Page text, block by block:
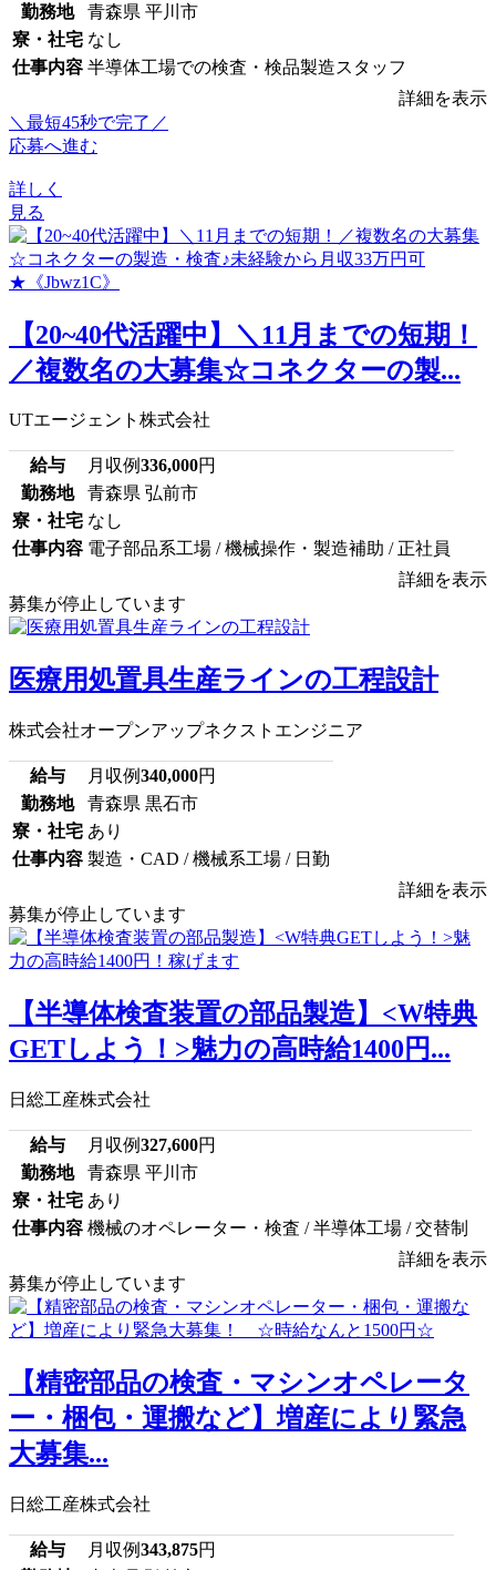
勤務地
青森県 平川市
寮・社宅 なし
仕事内容 半導体工場での検査・検品製造スタッフ
詳細を表示
＼最短45秒で完了／
応募へ進む
詳しく
見る
【20~40代活躍中】＼11月までの短期！
／複数名の大募集☆コネクターの製...
UTエージェント株式会社
給与 月収例336,000円
勤務地
青森県 弘前市
寮・社宅 なし
仕事内容 電子部品系工場 / 機械操作・製造補助 / 正社員
詳細を表示
募集が停止しています
医療用処置具生産ラインの工程設計
株式会社オープンアップネクストエンジニア
給与 月収例340,000円
勤務地
青森県 黒石市
寮・社宅 あり
仕事内容 製造・CAD / 機械系工場 / 日勤
詳細を表示
募集が停止しています
【半導体検査装置の部品製造】<W特典
GETしよう！>魅力の高時給1400円...
日総工産株式会社
給与 月収例327,600円
勤務地
青森県 平川市
寮・社宅 あり
仕事内容 機械のオペレーター・検査 / 半導体工場 / 交替制
詳細を表示
募集が停止しています
【精密部品の検査・マシンオペレータ
ー・梱包・運搬など】増産により緊急
大募集...
日総工産株式会社
給与 月収例343,875円